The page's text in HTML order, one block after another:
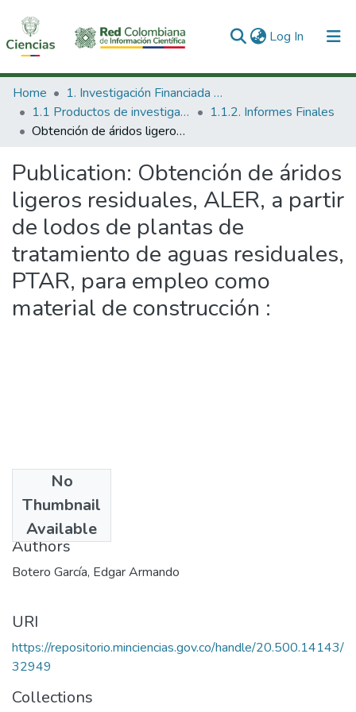
Log In (current)
Communities & Collections
All of DSpace
Home
1. Investigación Financiada con Recursos Públicos
1.1 Productos de investigación
1.1.2. Informes Finales
Obtención de áridos ligeros residuales, ALER, a partir de lodos de plantas de tratamiento de aguas residuales, PTAR, para empleo como material de construcción :
Publication: Obtención de áridos
ligeros residuales, ALER, a partir
de lodos de plantas de
tratamiento de aguas residuales,
PTAR, para empleo como
material de construcción :
No
Thumbnail
Available
2003
Authors
Botero García, Edgar Armando
URI
https://repositorio.minciencias.gov.co/handle/20.500.14143/
32949
Collections